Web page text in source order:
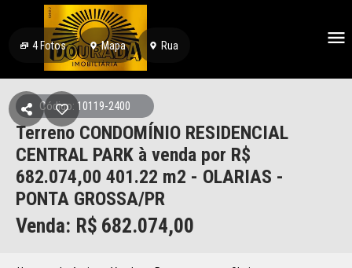
4Fotos Mapa Rua
Código: 10119-2400
Terreno CONDOMÍNIO RESIDENCIAL
CENTRAL PARK à venda por R$
682.074,00 401.22 m2 - OLARIAS -
PONTA GROSSA/PR
Venda: R$ 682.074,00